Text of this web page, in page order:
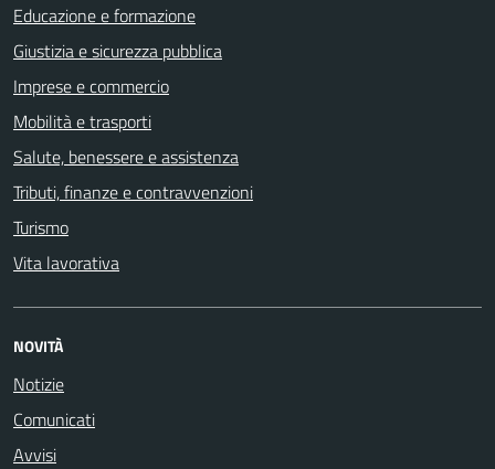
Educazione e formazione
Giustizia e sicurezza pubblica
Imprese e commercio
Mobilità e trasporti
Salute, benessere e assistenza
Tributi, finanze e contravvenzioni
Turismo
Vita lavorativa
NOVITÀ
Notizie
Comunicati
Avvisi